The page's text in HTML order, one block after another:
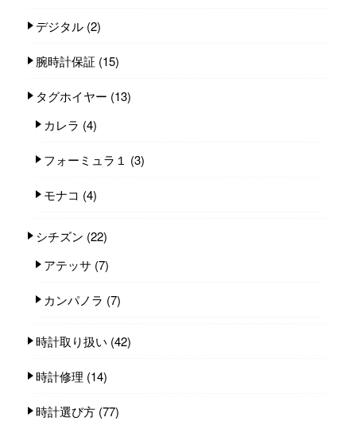
デジタル (2)
腕時計保証 (15)
タグホイヤー (13)
カレラ (4)
フォーミュラ１ (3)
モナコ (4)
シチズン (22)
アテッサ (7)
カンパノラ (7)
時計取り扱い (42)
時計修理 (14)
時計選び方 (77)